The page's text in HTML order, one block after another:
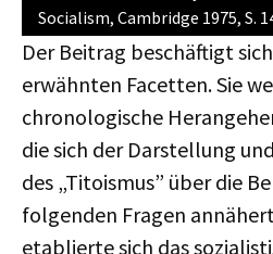
Socialism, Cambridge 1975, S.
Der Beitrag beschäftigt
erwähnten Facetten. Sie
chronologische
die sich der Darstellung
des „Titoismus” über die
folgenden Fragen
etablierte sich das